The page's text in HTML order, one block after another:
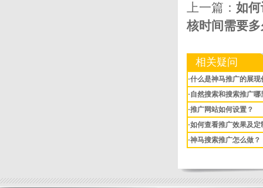
上一篇： 如
核时间需要
相关疑问
·什么是神马推广的展现
·自然搜索和搜索推广哪
·推广网站如何设置？
·如何查看推广效果及定
·神马搜索推广怎么做？